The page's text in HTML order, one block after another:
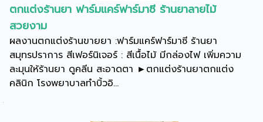
ตกแต่งร้านยา ฟาร์มแคร์ฟาร์มาซี ร้านยาลายไม้
สวยงาม
ผลงานตกแต่งร้านขายยา :ฟาร์มแคร์ฟาร์มาซี ร้านยา
สมุทรปราการ สีเฟอร์นิเจอร์ : สีเนื้อไม้ มีกล่องไฟ เพิ่มความ
ละมุนให้ร้านยา ดูคลีน สะอาดตา ►ตกแต่งร้านยาตกแต่ง
คลินิก โรงพยาบาลทำบิ้วอิ...